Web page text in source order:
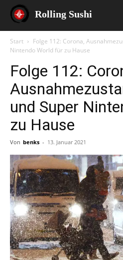
Rolling Sushi
Start
Folge 112: Corona,
Nintendo World für zu Hause
Folge 112:
und Super
zu Hause
Von benks - 13. Januar 2021